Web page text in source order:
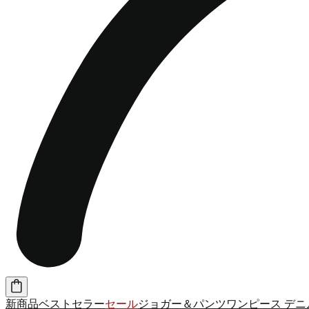
新商品ベストセラーセールジョガー＆パンツワンピース デニ